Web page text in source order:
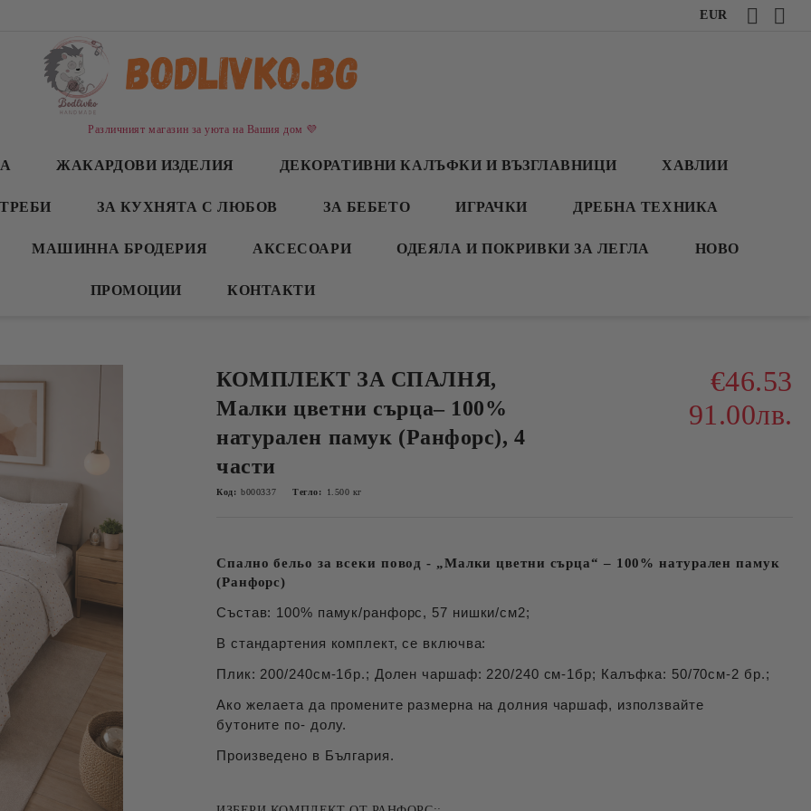
EUR
Различният магазин за уюта на Вашия дом 💜
ЖАКАРДОВИ ИЗДЕЛИЯ ДЕКОРАТИВНИ КАЛЪФКИ И ВЪЗГЛАВНИЦИ ХАВЛИИ
ЗА КУХНЯТА С ЛЮБОВ ЗА БЕБЕТО ИГРАЧКИ ДРЕБНА ТЕХНИКА
МАШИННА БРОДЕРИЯ АКСЕСОАРИ ОДЕЯЛА И ПОКРИВКИ ЗА ЛЕГЛА НОВО
ПРОМОЦИИ КОНТАКТИ
КОМПЛЕКТ ЗА СПАЛНЯ,
Малки цветни сърца– 100%
натурален памук (Ранфорс), 4
части
€46.53
91.00лв.
Код: b000337 Тегло: 1.500 кг
Спално бельо за всеки повод - „Малки цветни сърца“ – 100% натурален памук
(Ранфорс)
Състав: 100% памук/ранфорс, 57 нишки/см2;
В стандартения комплект, се включва:
Плик: 200/240см-1бр.; Долен чаршаф: 220/240 см-1бр; Калъфка: 50/70см-2 бр.;
Ако желаета да промените размерна на долния чаршаф, използвайте
бутоните по- долу.
Произведено в България.